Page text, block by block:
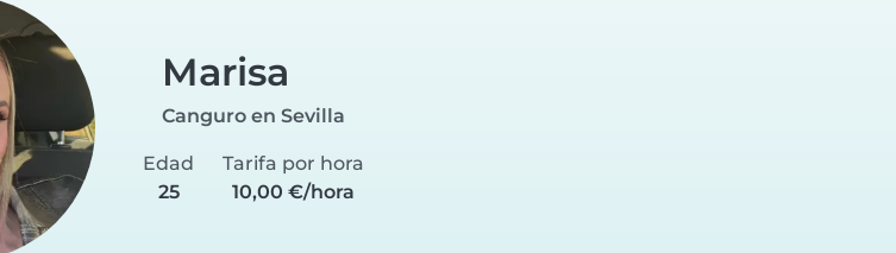
Marisa
Canguro en Sevilla
Edad
25
Tarifa por hora
10,00 €/hora